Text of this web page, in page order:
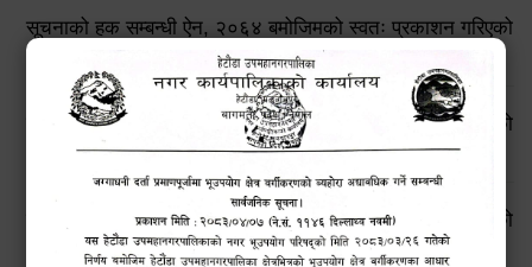
सूचनाको हक सम्बन्धी ऐन, २०६४ बमोजिमको स्वतः प्रकाशन गरिएको
आ.व. २०८२।८३ को तेस्रो त्रैमासिक प्रतिवेदन
सूचनाको हक सम्बन्धी ऐन, २०६४ बमोजिमको स्वतः प्रकाशन गरिएको
आ.व. २०८२।८३ को दोस्रो त्रैमासिक प्रतिवेदन
सूचनाको हक सम्बन्धी ऐन, २०६४ बमोजिमको स्वतः प्रकाशन गरिएको
आ.व. २०८२।८३ को प्रथम त्रैमासिक प्रतिवेदन